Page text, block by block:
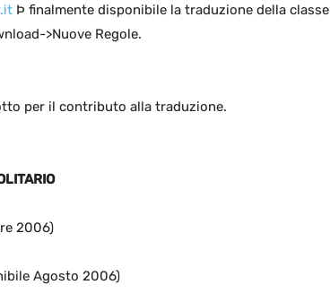
Þ finalmente disponibile la traduzione della classe
>Nuove Regole.
per il contributo alla traduzione.
2006)
Agosto 2006)